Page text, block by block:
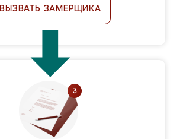
ВЫЗВАТЬ ЗАМЕРЩИКА